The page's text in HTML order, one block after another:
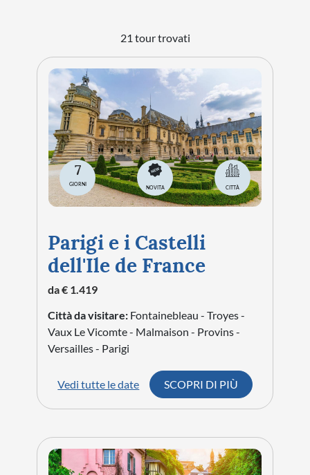
21 tour trovati
7
GIORNI
NOVITA CITTÀ
Parigi e i Castelli
dell'Ile de France
da € 1.419
Città da visitare: Fontainebleau - Troyes -
Vaux Le Vicomte - Malmaison - Provins -
Versailles - Parigi
Vedi tutte le date SCOPRI DI PIÙ